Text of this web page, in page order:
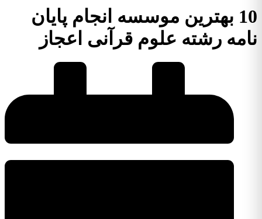
10 بهترین موسسه انجام پایان
نامه رشته علوم قرآنی اعجاز